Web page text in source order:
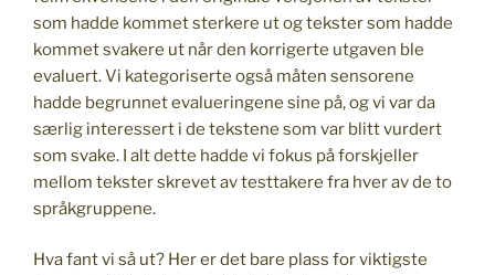
som hadde kommet sterkere ut og tekster som hadde
kommet svakere ut når den korrigerte utgaven ble
evaluert. Vi kategoriserte også måten sensorene
hadde begrunnet evalueringene sine på, og vi var da
særlig interessert i de tekstene som var blitt vurdert
som svake. I alt dette hadde vi fokus på forskjeller
mellom tekster skrevet av testtakere fra hver av de to
språkgruppene.
Hva fant vi så ut? Her er det bare plass for viktigste